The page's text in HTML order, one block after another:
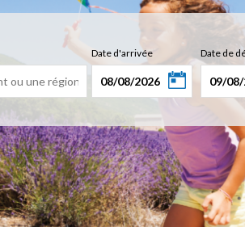
Date d'arrivée Date de